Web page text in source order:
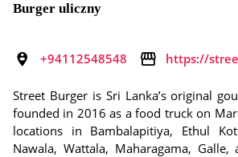
Burger uliczny
+94112548548 https://
Street Burger is Sri Lanka’s original
founded in 2016 as a food truck on
locations in Bambalapitiya, Ethul
Nawala, Wattala, Maharagama, Galle,